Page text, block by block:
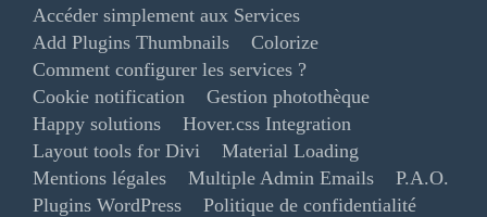
Accéder simplement aux Services
Add Plugins Thumbnails
Colorize
Comment configurer les services ?
Cookie notification
Gestion photothèque
Happy solutions
Hover.css Integration
Layout tools for Divi
Material Loading
Mentions légales
Multiple Admin Emails
P.A.O.
Plugins WordPress
Politique de confidentialité